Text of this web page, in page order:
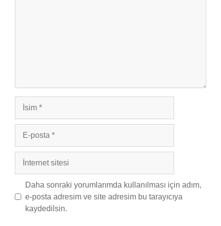
İsim
posta
İnternet
Daha sonraki yorumlarımda kullanılması için adım,
e-posta adresim ve site adresim bu tarayıcıya
kaydedilsin.